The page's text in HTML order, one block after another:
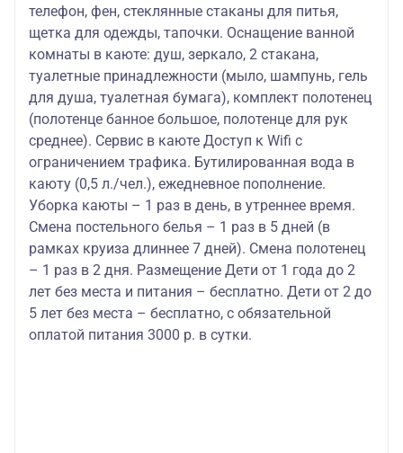
телефон, фен, стеклянные стаканы для питья,
щетка для одежды, тапочки. Оснащение ванной
комнаты в каюте: душ, зеркало, 2 стакана,
туалетные принадлежности (мыло, шампунь, гель
для душа, туалетная бумага), комплект полотенец
(полотенце банное большое, полотенце для рук
среднее). Сервис в каюте Доступ к Wifi с
ограничением трафика. Бутилированная вода в
каюту (0,5 л./чел.), ежедневное пополнение.
Уборка каюты – 1 раз в день, в утреннее время.
Смена постельного белья – 1 раз в 5 дней (в
рамках круиза длиннее 7 дней). Смена полотенец
– 1 раз в 2 дня. Размещение Дети от 1 года до 2
лет без места и питания – бесплатно. Дети от 2 до
5 лет без места – бесплатно, с обязательной
оплатой питания 3000 р. в сутки.